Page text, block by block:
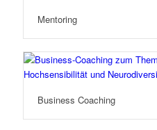
Mentoring
Business Coaching